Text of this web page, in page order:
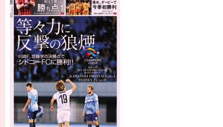
［3216号］行く末占うラストワン
［3217号］最高の景色へ出国
［3218号］WEEKLY EG SELECTION
［3219号］特別な覇者へ 大逆転か連破か
［3220号］伝説の王者、黄金のシャーレ